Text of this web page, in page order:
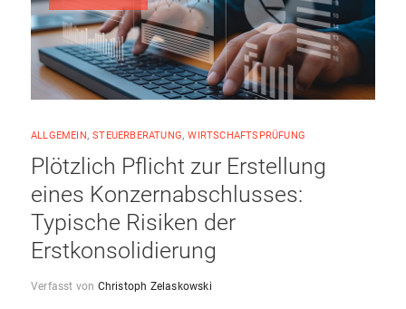
ALLGEMEIN,STEUERBERATUNG,WIRTSCHAFTSPRÜFUNG
Plötzlich Pflicht zur Erstellung
eines Konzernabschlusses:
Typische Risiken der
Erstkonsolidierung
Verfasst von Christoph Zelaskowski